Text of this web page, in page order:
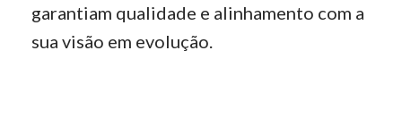
garantiam qualidade e alinhamento com a
sua visão em evolução.